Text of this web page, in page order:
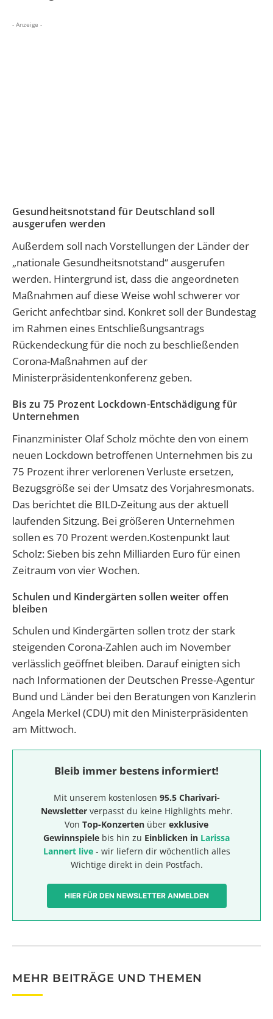
- Anzeige -
Gesundheitsnotstand für Deutschland soll
ausgerufen werden
Außerdem soll nach Vorstellungen der Länder der
„nationale Gesundheitsnotstand“ ausgerufen
werden. Hintergrund ist, dass die angeordneten
Maßnahmen auf diese Weise wohl schwerer vor
Gericht anfechtbar sind. Konkret soll der Bundestag
im Rahmen eines Entschließungsantrags
Rückendeckung für die noch zu beschließenden
Corona-Maßnahmen auf der
Ministerpräsidentenkonferenz geben.
Bis zu 75 Prozent Lockdown-Entschädigung für
Unternehmen
Finanzminister Olaf Scholz möchte den von einem
neuen Lockdown betroffenen Unternehmen bis zu
75 Prozent ihrer verlorenen Verluste ersetzen,
Bezugsgröße sei der Umsatz des Vorjahresmonats.
Das berichtet die BILD-Zeitung aus der aktuell
laufenden Sitzung. Bei größeren Unternehmen
sollen es 70 Prozent werden.Kostenpunkt laut
Scholz: Sieben bis zehn Milliarden Euro für einen
Zeitraum von vier Wochen.
Schulen und Kindergärten sollen weiter offen
bleiben
Schulen und Kindergärten sollen trotz der stark
steigenden Corona-Zahlen auch im November
verlässlich geöffnet bleiben. Darauf einigten sich
nach Informationen der Deutschen Presse-Agentur
Bund und Länder bei den Beratungen von Kanzlerin
Angela Merkel (CDU) mit den Ministerpräsidenten
am Mittwoch.
Bleib immer bestens informiert!
Mit unserem kostenlosen 95.5 Charivari-
Newsletterverpasst du keine Highlights mehr.
Von Top-Konzerten über exklusive
Gewinnspiele bis hin zu Einblicken in Larissa
Lannert live- wir liefern dir wöchentlich alles
Wichtige direkt in dein Postfach.
HIER FÜR DEN NEWSLETTER ANMELDEN
MEHR BEITRÄGE UND THEMEN